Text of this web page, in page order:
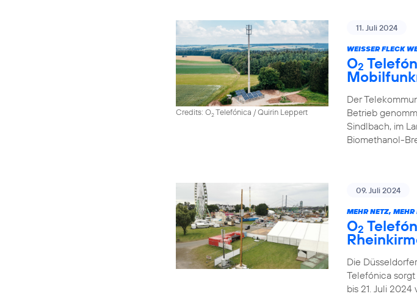
Credits: O2Telefónica / Quirin Leppert
11. Juli 2024
WEISSER FLECK
O2
Der
Betrieb
Sindlbach, im
Biomethanol-
09. Juli 2024
MEHR NETZ,
O2
Die
Telefónica sorgt
bis 21. Juli